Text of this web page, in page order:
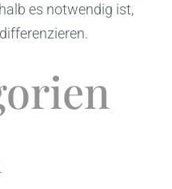
es notwendig ist,